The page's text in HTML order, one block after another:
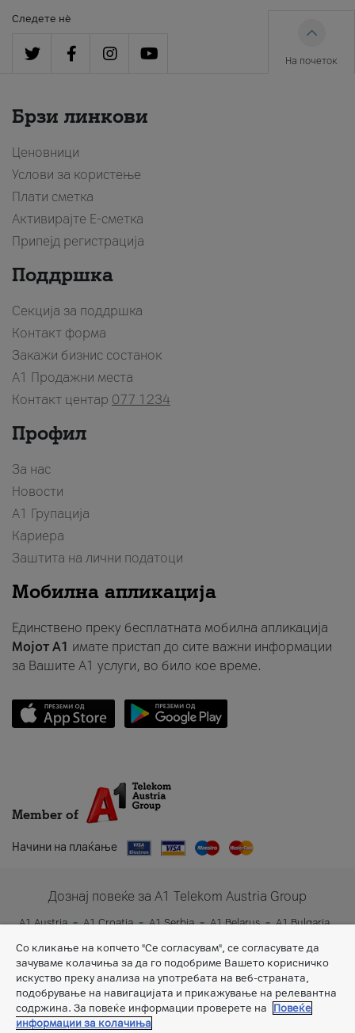
Следете нè
На почеток
Брзи линкови
Ценовници
Услови за користење
Плати сметка
Активирајте Е-сметка
Припејд регистрација
Поддршка
Секција за поддршка
Контакт форма
Закажи бизнис состанок
A1 Продажни места
Контакт центар 077 1234
Профил
За нас
Новости
А1 Групација
Кариера
Заштита на лични податоци
Мобилна апликација
Единствено преку бесплатната мобилна апликација
Мојот A1 имате пристап до сите важни информации
за Вашите A1 услуги, во било кое време.
Member of
Начини на плаќање
Дознај повеќе за A1 Telekom Austria Group
A1 Austria A1 Croatia A1 Serbia A1 Belarus
A1 Bulgaria
A1 Slovenia
A1 Digital
Со кликање на копчето "Се согласувам", се согласувате да
зачуваме колачиња за да го подобриме Вашето корисничко
искуство преку анализа на употребата на веб-страната,
подобрување на навигацијата и прикажување на релевантна
содржина. За повеќе информации проверете на
Повеќе
информации за колачиња